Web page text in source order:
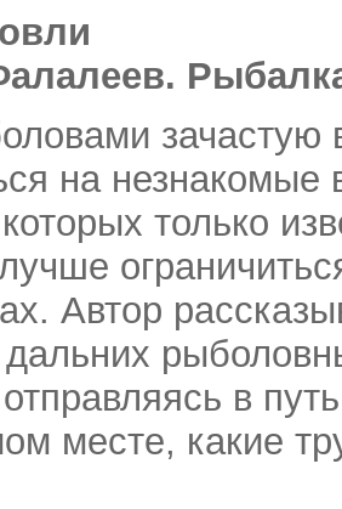
зачастую
на
только
Автор
дальних
в
месте, какие